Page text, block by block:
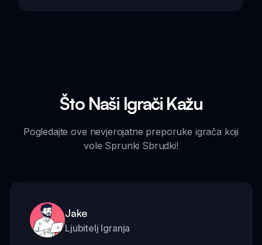
Što Naši Igrači Kažu
Pogledajte ove nevjerojatne preporuke igrača koji
vole Sprunki Sbrudki!
Jake
Ljubitelj Igranja